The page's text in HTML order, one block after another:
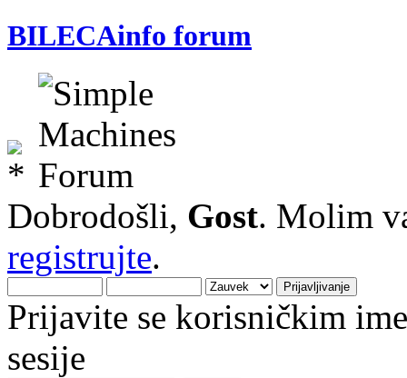
BILECAinfo forum
Dobrodošli, Gost. Molim
registrujte.
Prijavite se korisničkim
sesije